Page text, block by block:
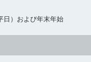
日）および年末年始